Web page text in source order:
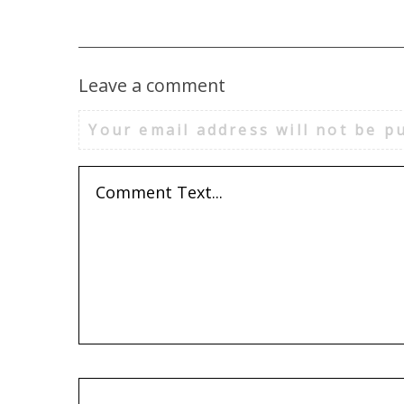
Leave a comment
Your email address will not be